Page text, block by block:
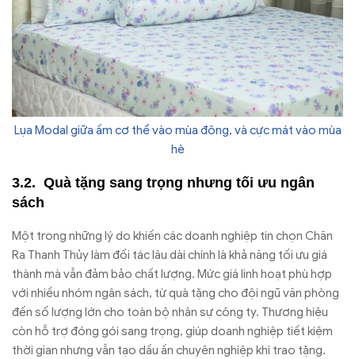
Lụa Modal giữa ấm cơ thể vào mùa đông, và cực mát vào mùa
hè
Quà tặng sang trọng nhưng tối ưu ngân
sách
Một trong những lý do khiến các doanh nghiệp tin chọn Chăn
Ra Thanh Thủy làm đối tác lâu dài chính là khả năng tối ưu giá
thành mà vẫn đảm bảo chất lượng. Mức giá linh hoạt phù hợp
với nhiều nhóm ngân sách, từ quà tặng cho đội ngũ văn phòng
đến số lượng lớn cho toàn bộ nhân sự công ty. Thương hiệu
còn hỗ trợ đóng gói sang trọng, giúp doanh nghiệp tiết kiệm
thời gian nhưng vẫn tạo dấu ấn chuyên nghiệp khi trao tặng.